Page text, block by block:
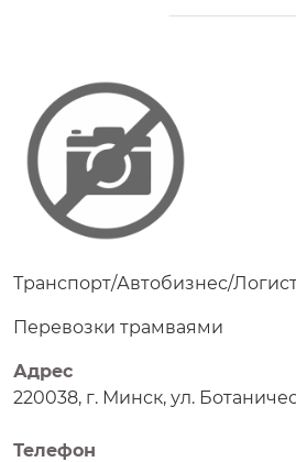
Транспорт/Автобизнес/
Перевозки трамваями
Адрес
220038, г. Минск, ул.
Телефон